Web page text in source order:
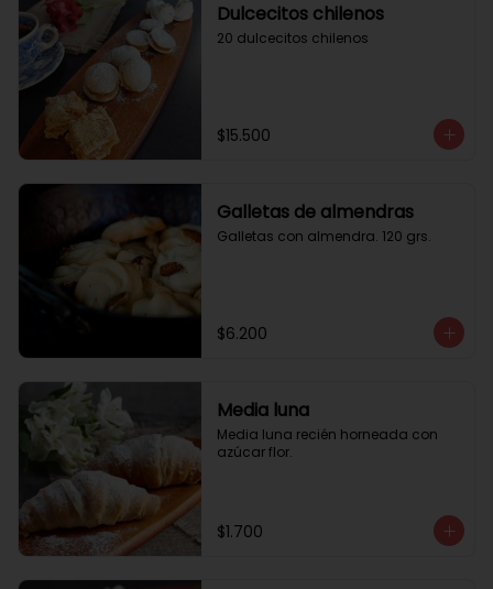
Dulcecitos chilenos
20 dulcecitos chilenos
$15.500
Galletas de almendras
Galletas con almendra. 120 grs.
$6.200
Media luna
Media luna recién horneada con
azúcar flor.
$1.700